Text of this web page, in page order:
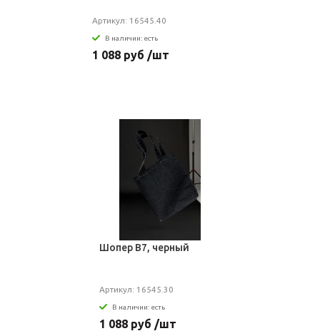
Артикул: 16545.40
В наличии: есть
1 088 руб /шт
Шопер B7, черный
Артикул: 16545.30
В наличии: есть
1 088 руб /шт